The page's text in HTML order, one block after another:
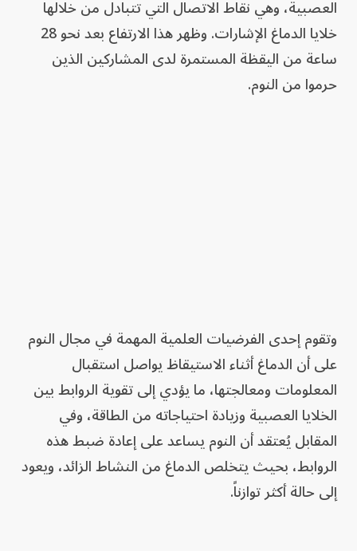
العصبية، وهي نقاط الاتصال التي تتبادل من خلالها
خلايا الدماغ الإشارات. وظهر هذا الارتفاع بعد نحو 28
ساعة من اليقظة المستمرة لدى المشاركين الذين
حرموا من النوم.
وتقوم إحدى الفرضيات العلمية المهمة في مجال النوم
على أن الدماغ أثناء الاستيقاظ يواصل استقبال
المعلومات ومعالجتها، ما يؤدي إلى تقوية الروابط بين
الخلايا العصبية وزيادة احتياجاته من الطاقة، وفي
المقابل يُعتقد أن النوم يساعد على إعادة ضبط هذه
الروابط، بحيث يتخلص الدماغ من النشاط الزائد، ويعود
إلى حالة أكثر توازناً.